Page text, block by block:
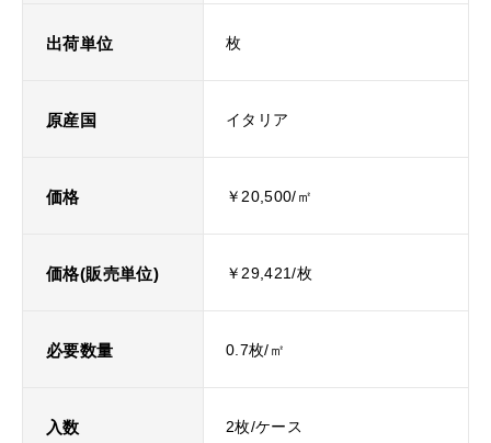
出荷単位 枚
原産国 イタリア
価格 ￥20,500/㎡
価格(販売単位) ￥29,421/枚
必要数量 0.7枚/㎡
入数 2枚/ケース